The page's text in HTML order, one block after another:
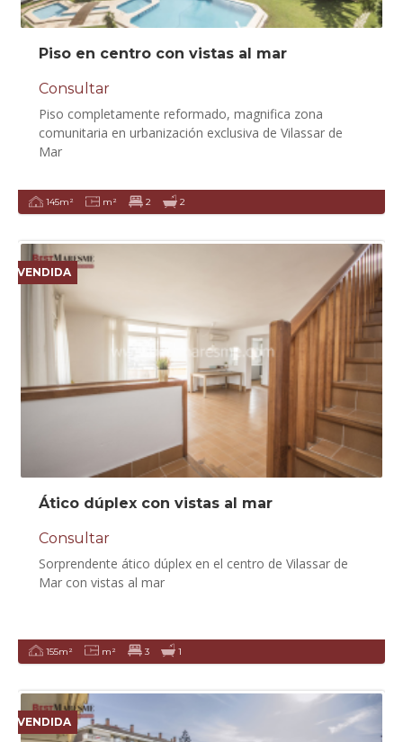
Piso en centro con vistas al mar
Consultar
Piso completamente reformado, magnifica zona
comunitaria en urbanización exclusiva de Vilassar de
Mar
145m² m² 2 2
VENDIDA
Ático dúplex con vistas al mar
Consultar
Sorprendente ático dúplex en el centro de Vilassar de
Mar con vistas al mar
155m² m² 3 1
VENDIDA